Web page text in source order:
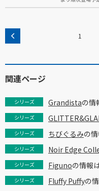
1
関連ページ
シリーズ Grandistaの情
シリーズ
シリーズ ちびぐるみの
シリーズ Noir Edge
シリーズ Figunoの情報
シリーズ Fluffy Puffyの